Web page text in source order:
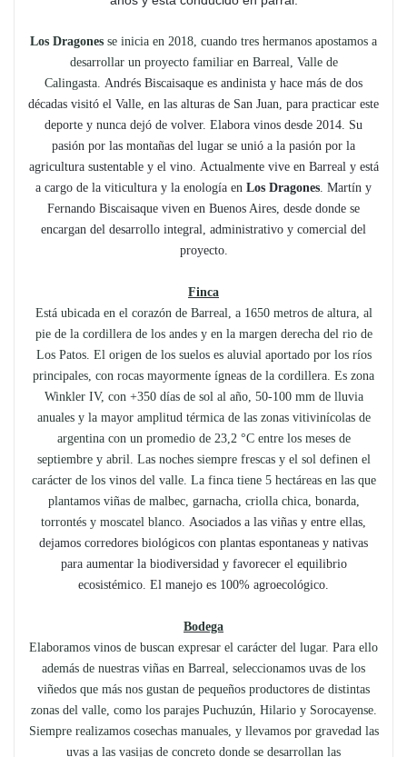
Los Dragones se inicia en 2018, cuando tres hermanos apostamos a
desarrollar un proyecto familiar en Barreal, Valle de
Calingasta. Andrés Biscaisaque es andinista y hace más de dos
décadas visitó el Valle, en las alturas de San Juan, para practicar este
deporte y nunca dejó de volver. Elabora vinos desde 2014. Su
pasión por las montañas del lugar se unió a la pasión por la
agricultura sustentable y el vino. Actualmente vive en Barreal y está
a cargo de la viticultura y la enología en Los Dragones. Martín y
Fernando Biscaisaque viven en Buenos Aires, desde donde se
encargan del desarrollo integral, administrativo y comercial del
proyecto.
Finca
Está ubicada en el corazón de Barreal, a 1650 metros de altura, al
pie de la cordillera de los andes y en la margen derecha del rio de
Los Patos. El origen de los suelos es aluvial aportado por los ríos
principales, con rocas mayormente ígneas de la cordillera. Es zona
Winkler IV, con +350 días de sol al año, 50-100 mm de lluvia
anuales y la mayor amplitud térmica de las zonas vitivinícolas de
argentina con un promedio de 23,2 °C entre los meses de
septiembre y abril. Las noches siempre frescas y el sol definen el
carácter de los vinos del valle. La finca tiene 5 hectáreas en las que
plantamos viñas de malbec, garnacha, criolla chica, bonarda,
torrontés y moscatel blanco. Asociados a las viñas y entre ellas,
dejamos corredores biológicos con plantas espontaneas y nativas
para aumentar la biodiversidad y favorecer el equilibrio
ecosistémico. El manejo es 100% agroecológico.
Bodega
Elaboramos vinos de buscan expresar el carácter del lugar. Para ello
además de nuestras viñas en Barreal, seleccionamos uvas de los
viñedos que más nos gustan de pequeños productores de distintas
zonas del valle, como los parajes Puchuzún, Hilario y Sorocayense.
Siempre realizamos cosechas manuales, y llevamos por gravedad las
uvas a las vasijas de concreto donde se desarrollan las